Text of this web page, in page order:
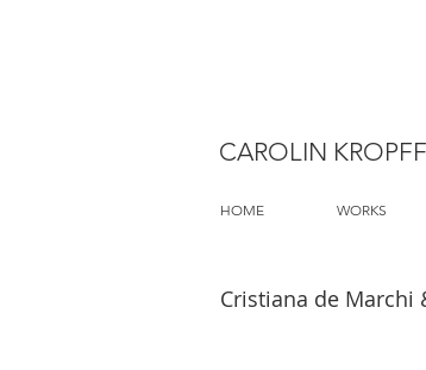
CAROLIN KROPFF
HOME WORKS
Cristiana de Marchi